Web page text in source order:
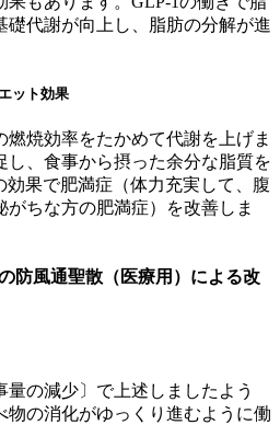
礎代謝が向上し、脂肪の分解が進
ット効果
燃焼効率をたかめて代謝を上げま
し、食事から摂った余分な脂質を
果で肥満症（体力充実して、腹
ちな方の肥満症）を改善しま
防風通聖散（医療用）による改
量の減少〕で上述しましたよう
物の消化がゆっくり進むように働